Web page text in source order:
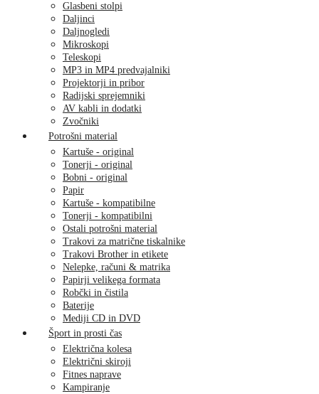
Glasbeni stolpi
Daljinci
Daljnogledi
Mikroskopi
Teleskopi
MP3 in MP4 predvajalniki
Projektorji in pribor
Radijski sprejemniki
AV kabli in dodatki
Zvočniki
Potrošni material
Kartuše - original
Tonerji - original
Bobni - original
Papir
Kartuše - kompatibilne
Tonerji - kompatibilni
Ostali potrošni material
Trakovi za matrične tiskalnike
Trakovi Brother in etikete
Nelepke, računi & matrika
Papirji velikega formata
Robčki in čistila
Baterije
Mediji CD in DVD
Šport in prosti čas
Električna kolesa
Električni skiroji
Fitnes naprave
Kampiranje